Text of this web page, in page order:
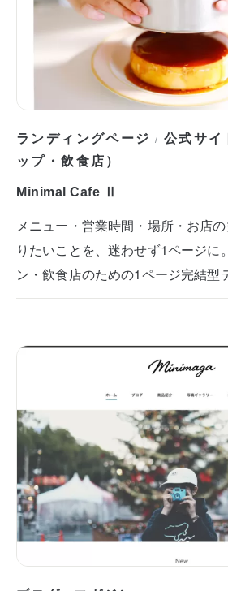
ランディングページ / 公式サイ
ップ・飲食店）
Minimal Cafe Ⅱ
メニュー・営業時間・場所・お店
りたいことを、迷わせず1ページに
ン・飲食店のための1ページ完結型